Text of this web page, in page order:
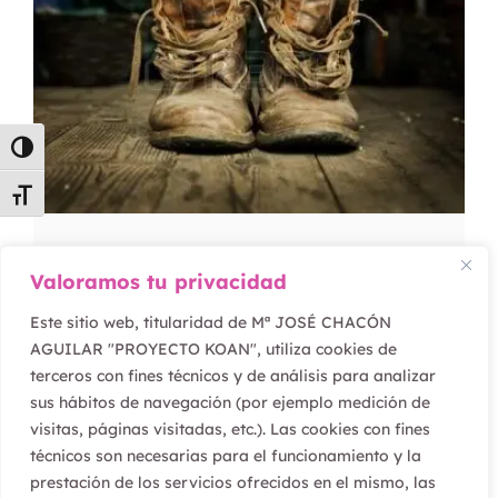
Valoramos tu privacidad
Este sitio web, titularidad de Mª JOSÉ CHACÓN
AGUILAR "PROYECTO KOAN", utiliza cookies de
terceros con fines técnicos y de análisis para analizar
sus hábitos de navegación (por ejemplo medición de
visitas, páginas visitadas, etc.). Las cookies con fines
técnicos son necesarias para el funcionamiento y la
prestación de los servicios ofrecidos en el mismo, las
Alternar alto contraste
Alternar tamaño de letra
Los Sistemas y las Personas
¿Quién dirige a quién?
Leer artículo